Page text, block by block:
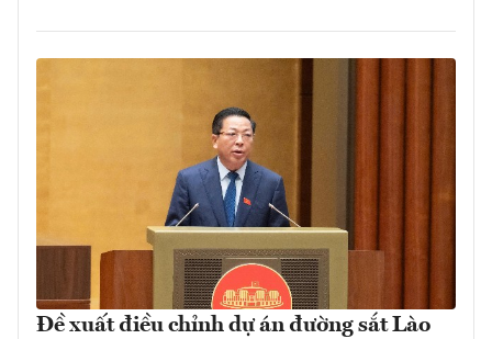
Đề xuất điều chỉnh dự án đường sắt Lào